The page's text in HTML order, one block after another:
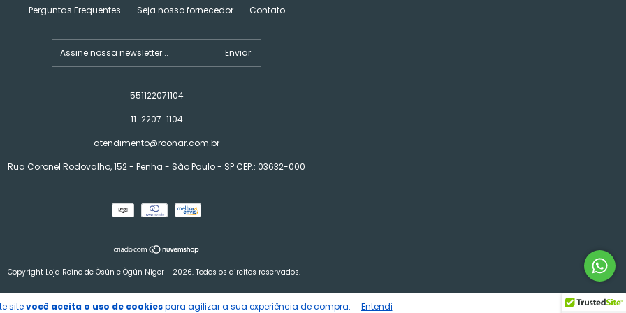
sitevocê aceita o uso de cookiespara agilizar a sua experiência de compra. Entendi
Perguntas Frequentes
Seja nosso fornecedor Contato
551122071104
11-2207-1104
atendimento@roonar.com.br
Rua Coronel Rodovalho, 152 - Penha - São Paulo - SP CEP.: 03632-000
Copyright Loja Reino de Òsún e Ògún Níger - 2026. Todos os direitos reservados.